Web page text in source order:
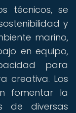
técnicos, se
y
marino,
en equipo,
para
creativa. Los
fomentar la
de diversas